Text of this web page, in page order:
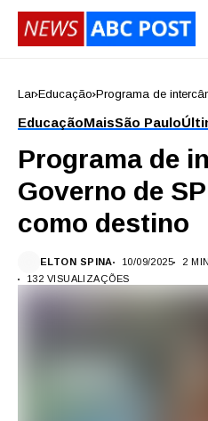
Lar Educação Programa de
EducaçãoMaisSão Paulo
Programa de
Governo de
como destino
ELTON SPINA 10/09/2025
2
132 VISUALIZAÇÕES